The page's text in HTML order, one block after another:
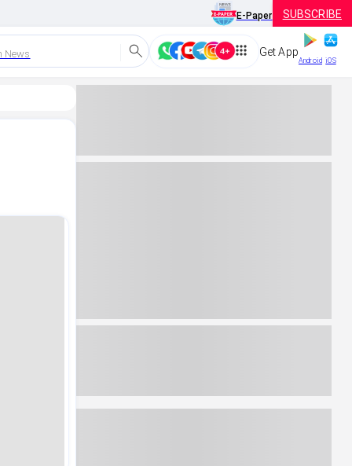
E-Paper SUBSCRIBE
News Get App
Android iOS